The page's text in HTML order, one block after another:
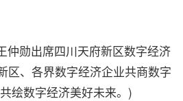
仲勋出席四川天府新区数字经济
区、各界数字经济企业共商数字
绘数字经济美好未来。)